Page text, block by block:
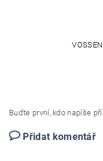
Buďte první, kdo napíše
Přidat komentář